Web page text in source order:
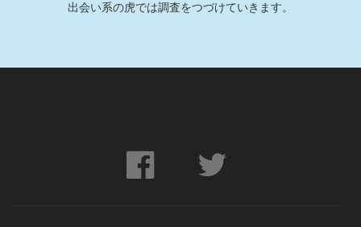
出会い系の虎では調査をつづけていきます。